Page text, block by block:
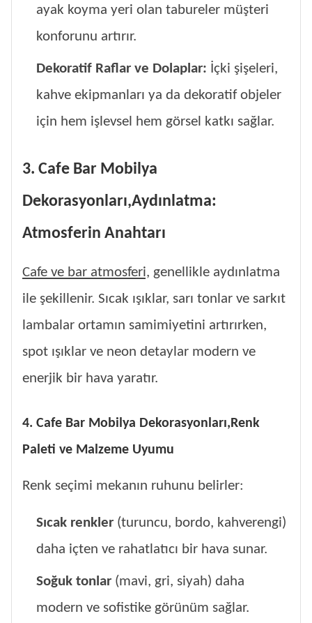
ayak koyma yeri olan tabureler müşteri
konforunu artırır.
Dekoratif Raflar ve Dolaplar: İçki şişeleri,
kahve ekipmanları ya da dekoratif objeler
için hem işlevsel hem görsel katkı sağlar.
3. Cafe Bar Mobilya
Dekorasyonları,Aydınlatma:
Atmosferin Anahtarı
Cafe ve bar atmosferi, genellikle aydınlatma
ile şekillenir. Sıcak ışıklar, sarı tonlar ve sarkıt
lambalar ortamın samimiyetini artırırken,
spot ışıklar ve neon detaylar modern ve
enerjik bir hava yaratır.
4. Cafe Bar Mobilya Dekorasyonları,Renk
Paleti ve Malzeme Uyumu
Renk seçimi mekanın ruhunu belirler:
Sıcak renkler (turuncu, bordo, kahverengi)
daha içten ve rahatlatıcı bir hava sunar.
Soğuk tonlar (mavi, gri, siyah) daha
modern ve sofistike görünüm sağlar.